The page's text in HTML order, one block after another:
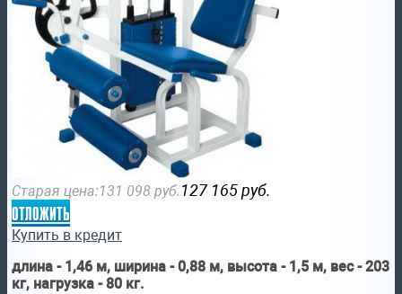
Старая цена:131 098 руб. 127 165 руб.
отложить
Купить в кредит
длина - 1,46 м, ширина - 0,88 м, высота - 1,5 м, вес - 203
кг, нагрузка - 80 кг.